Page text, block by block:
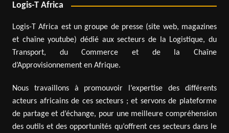
Logis-T Africa
Logis-T Africa est un groupe de presse (site web, magazines
et chaîne youtube) dédié aux secteurs de la Logistique, du
Transport, du Commerce et de la Chaîne
d’Approvisionnement en Afrique.
Nous travaillons à promouvoir l’expertise des différents
acteurs africains de ces secteurs ; et servons de plateforme
de partage et d’échange, pour une meilleure compréhension
des outils et des opportunités qu’offrent ces secteurs dans le